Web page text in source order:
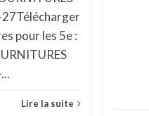
pour les 5e :
Lire la suite